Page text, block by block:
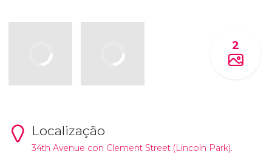
2
Localização
34th Avenue con Clement Street (Lincoln Park).